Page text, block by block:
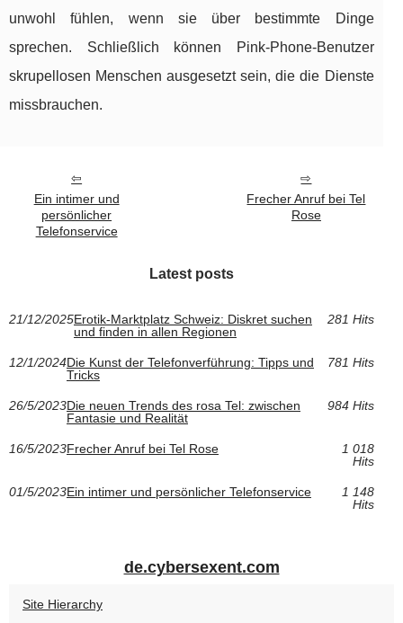
unwohl fühlen, wenn sie über bestimmte Dinge
sprechen. Schließlich können Pink-Phone-Benutzer
skrupellosen Menschen ausgesetzt sein, die die Dienste
missbrauchen.
Ein intimer und
persönlicher
Telefonservice
Frecher Anruf bei Tel
Rose
Latest posts
21/12/2025Erotik-Marktplatz Schweiz: Diskret suchen
und finden in allen Regionen
281 Hits
12/1/2024Die Kunst der Telefonverführung: Tipps und
Tricks
781 Hits
26/5/2023Die neuen Trends des rosa Tel: zwischen
Fantasie und Realität
984 Hits
16/5/2023Frecher Anruf bei Tel Rose
1 018
Hits
01/5/2023Ein intimer und persönlicher Telefonservice
1 148
Hits
de.cybersexent.com
Site Hierarchy